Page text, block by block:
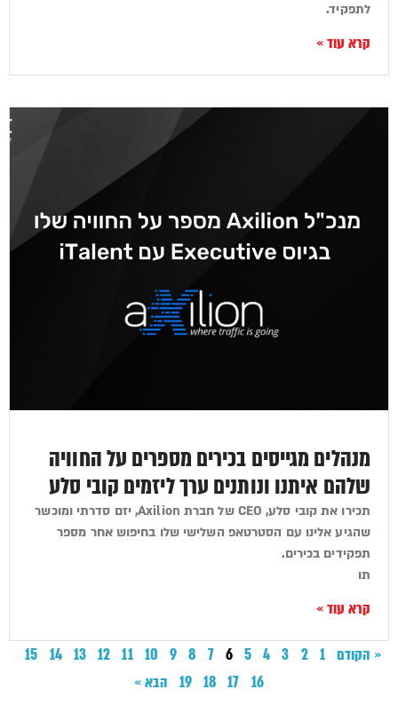
לתפקיד.
קרא עוד »
מנהלים מגייסים בכירים מספרים על החוויה
שלהם איתנו ונותנים ערך ליזמים קובי סלע
תכירו את קובי סלע, CEO של חברת Axilion, יזם סדרתי ומוכשר
שהגיע אלינו עם הסטרטאפ השלישי שלו בחיפוש אחר מספר
תפקידים בכירים.
תו
קרא עוד »
« הקודם 1
2
3
4
5
6
7
8
9
10
11
12
13
14
15
16
17
18
19 הבא »